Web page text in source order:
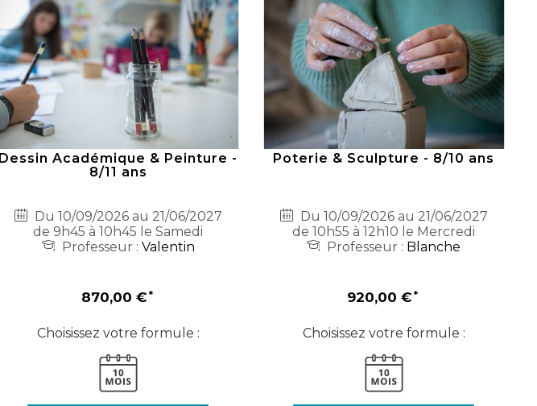
Dessin Académique & Peinture -
8/11 ans
Du 10/09/2026 au 21/06/2027
de 9h45 à 10h45 le Samedi
Professeur : Valentin
870,00 €
Choisissez votre formule :
Poterie & Sculpture - 8/10 ans
Du 10/09/2026 au 21/06/2027
de 10h55 à 12h10 le Mercredi
Professeur : Blanche
920,00 €
Choisissez votre formule :